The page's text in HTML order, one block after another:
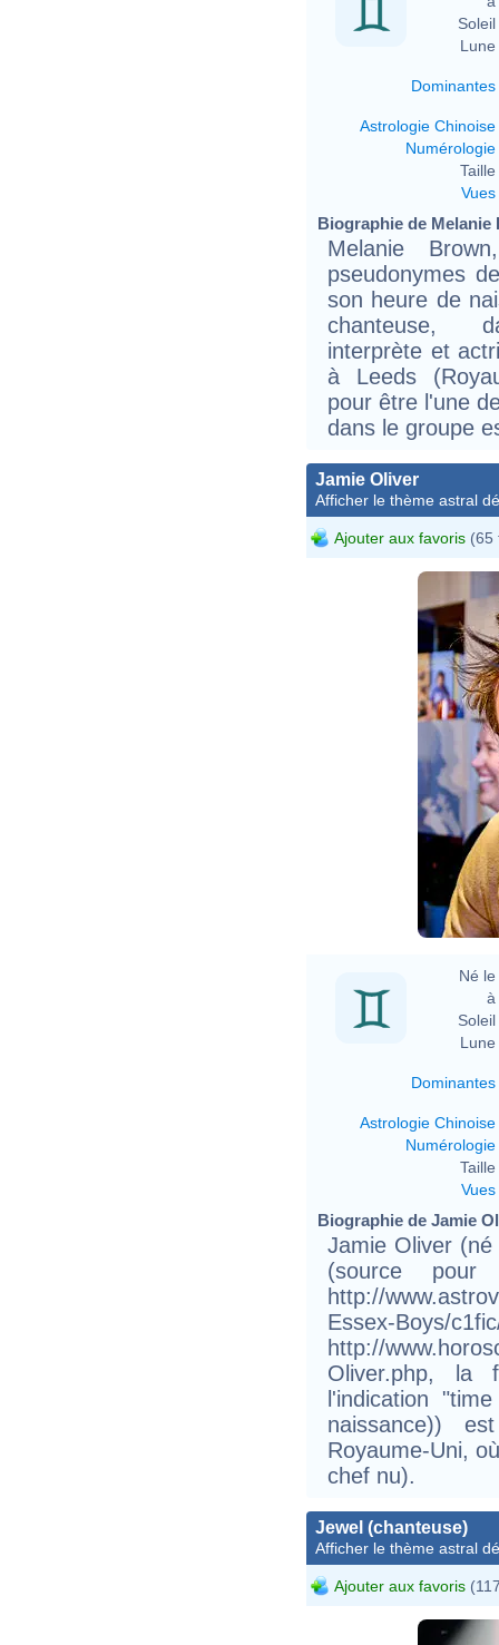
Soleil
Lune
Dominantes
Astrologie Chinoise
Numérologie
Taille
Vues
Biographie de
Melanie
pseudonymes
son heure de
chanteuse,
interprète et
à Leeds
pour être l'une
dans le groupe
Jamie Oliver
Afficher le thème astral
Ajouter aux favoris (65
Né le
à
Soleil
Lune
Dominantes
Astrologie Chinoise
Numérologie
Taille
Vues
Biographie de Jamie
Jamie Oliver
(source
http://
Essex-Boys/
http://
Oliver.php, la
l'indication
naissance))
Royaume-Uni,
chef nu).
Jewel (chanteuse)
Afficher le thème astral
Ajouter aux favoris